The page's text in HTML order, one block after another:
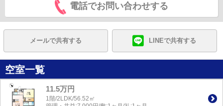
電話でお問い合わせする
メールで共有する LINEで共有する
空室一覧
11.5万円
1階/2LDK/56.52㎡